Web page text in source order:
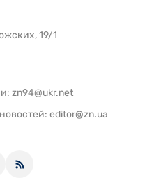
19/1
zn94@ukr.net
editor@zn.ua